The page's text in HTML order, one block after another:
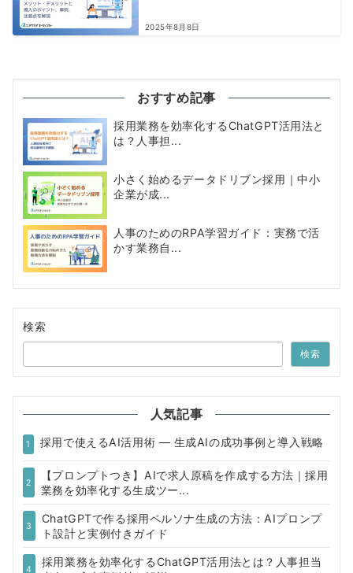
2025年8月8日
おすすめ記事
採用業務を効率化するChatGPT活用法と
は？人事担...
小さく始めるデータドリブン採用｜中小
企業が成...
人事のためのRPA学習ガイド：実務で活
かす業務自...
検索
検索
人気記事
1 採用で使えるAI活用術 — 生成AIの成功事例と導入戦略
2
【プロンプトつき】AIで求人原稿を作成する方法｜採用
業務を効率化する生成ツー...
3
ChatGPTで作る採用ペルソナ生成の方法：AIプロンプ
ト設計と実例付きガイド
4
採用業務を効率化するChatGPT活用法とは？人事担当